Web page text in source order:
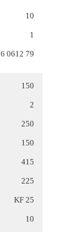
10
1
6 0612 79
150
2
250
150
415
225
KF 25
10